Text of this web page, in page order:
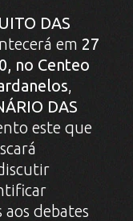
DAS
em 27
no Centeo
,
DAS
este que
debates